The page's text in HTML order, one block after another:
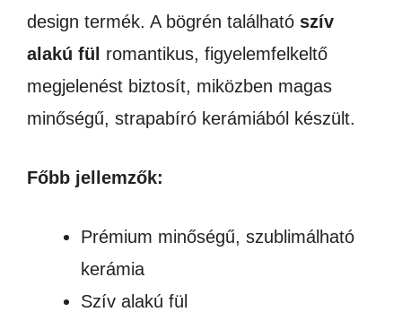
design termék. A bögrén található szív
alakú fül
romantikus, figyelemfelkeltő
megjelenést biztosít, miközben magas
minőségű, strapabíró kerámiából készült.
Főbb jellemzők:
Prémium minőségű, szublimálható
kerámia
Szív alakú fül